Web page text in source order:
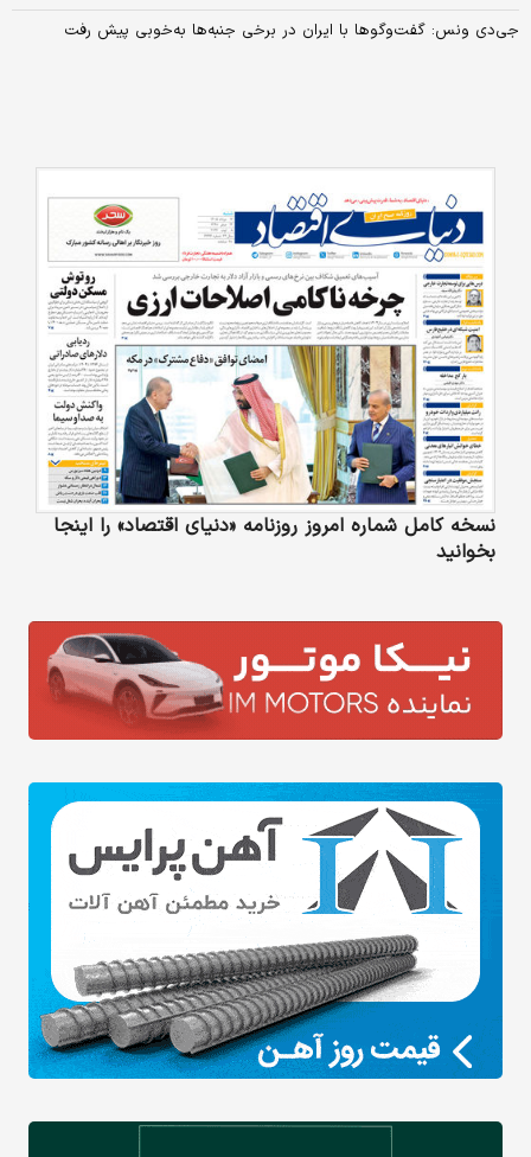
جی‌دی‌ ونس: گفت‌وگوها با ایران در برخی جنبه‌ها به‌خوبی پیش رفت
نسخه کامل شماره امروز روزنامه «دنیای‌ اقتصاد» را اینجا
بخوانید